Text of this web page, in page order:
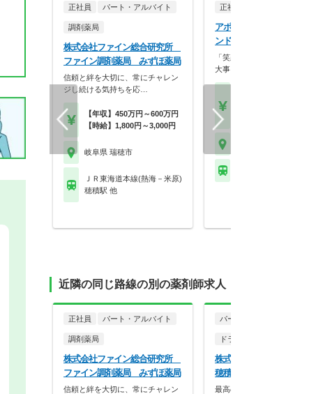
正社員 パート・アルバイト
調剤薬局
株式会社ファイン総合研究所
ファイン調剤薬局 みずほ薬局
信頼と絆を大切に、常にチャレン
ジし続ける気持ちを応…
【年収】450万円～600万円
【時給】1,800円～3,000円
岐阜県 瑞穂市
ＪＲ東海道本線(熱海－米原)
穂積駅 他
正社員
アポクリート株式会社
ンド薬局 穂積店
「笑顔」と「おもてなしの
大事にし、常に挑戦を…
近隣の同じ路線の別の薬剤師求人
正社員 パート・アルバイト
調剤薬局
株式会社ファイン総合研究所
ファイン調剤薬局 みずほ薬局
信頼と絆を大切に、常にチャレン
パート・アルバイト
ドラッグストア（調剤併設
株式会社スギ薬局 スギ
穂積駅西店
最高の服薬指導は、最高の休